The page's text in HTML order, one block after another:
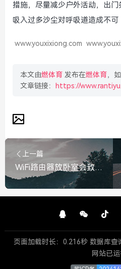
措施，尽量减少户外活动，出
吸入过多沙尘对呼吸道造成不可
www.youxixiong.com
本文由燃体育 发布在燃体育，
文章链接：
https://
上一篇
WiFi路由器放卧室会致癌无依据，专家解读电磁辐射真相，WiFi路由器放卧室致癌无依据，专家解读电磁辐射真相
页面加载时长：0.216秒 数据库
网站已运